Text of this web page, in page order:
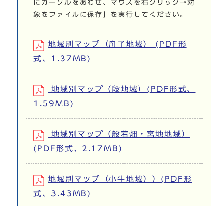
にカーソルをあわせ、マウスを右クリック→対
象をファイルに保存」を実行してください。
地域別マップ（舟子地域） (PDF形
式、1.37MB)
地域別マップ（段地域）(PDF形式、
1.59MB)
地域別マップ（般若畑・宮地地域）
(PDF形式、2.17MB)
地域別マップ（小牛地域））(PDF形
式、3.43MB)